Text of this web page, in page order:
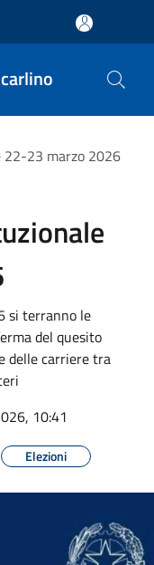
22-23 marzo 2026
si terranno le
del quesito
delle carriere tra
10:41
Elezioni